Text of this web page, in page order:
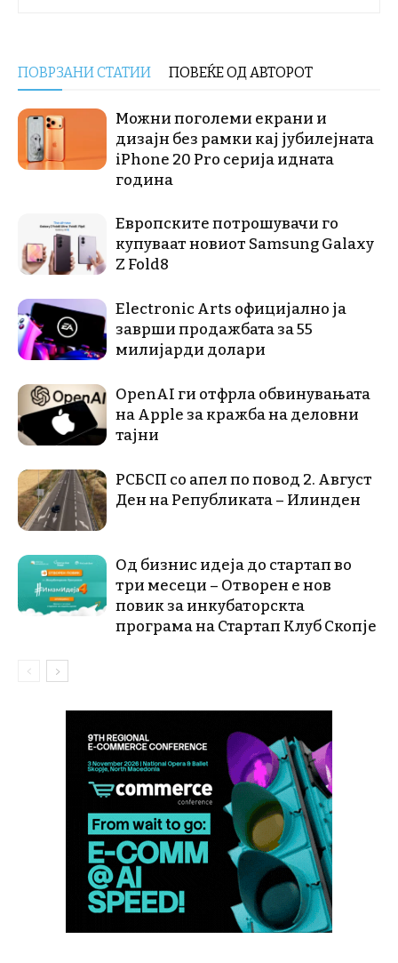
ПОВРЗАНИ СТАТИИ ПОВЕЌЕ ОД АВТОРОТ
Можни поголеми екрани и
дизајн без рамки кај јубилејната
iPhone 20 Pro серија идната
година
Европските потрошувачи го
купуваат новиот Samsung Galaxy
Z Fold8
Electronic Arts официјално ја
заврши продажбата за 55
милијарди долари
OpenAI ги отфрла обвинувањата
на Apple за кражба на деловни
тајни
РСБСП со апел по повод 2. Август
Ден на Републиката – Илинден
Од бизнис идеја до стартап во
три месеци – Отворен е нов
повик за инкубаторскта
програма на Стартап Клуб Скопје